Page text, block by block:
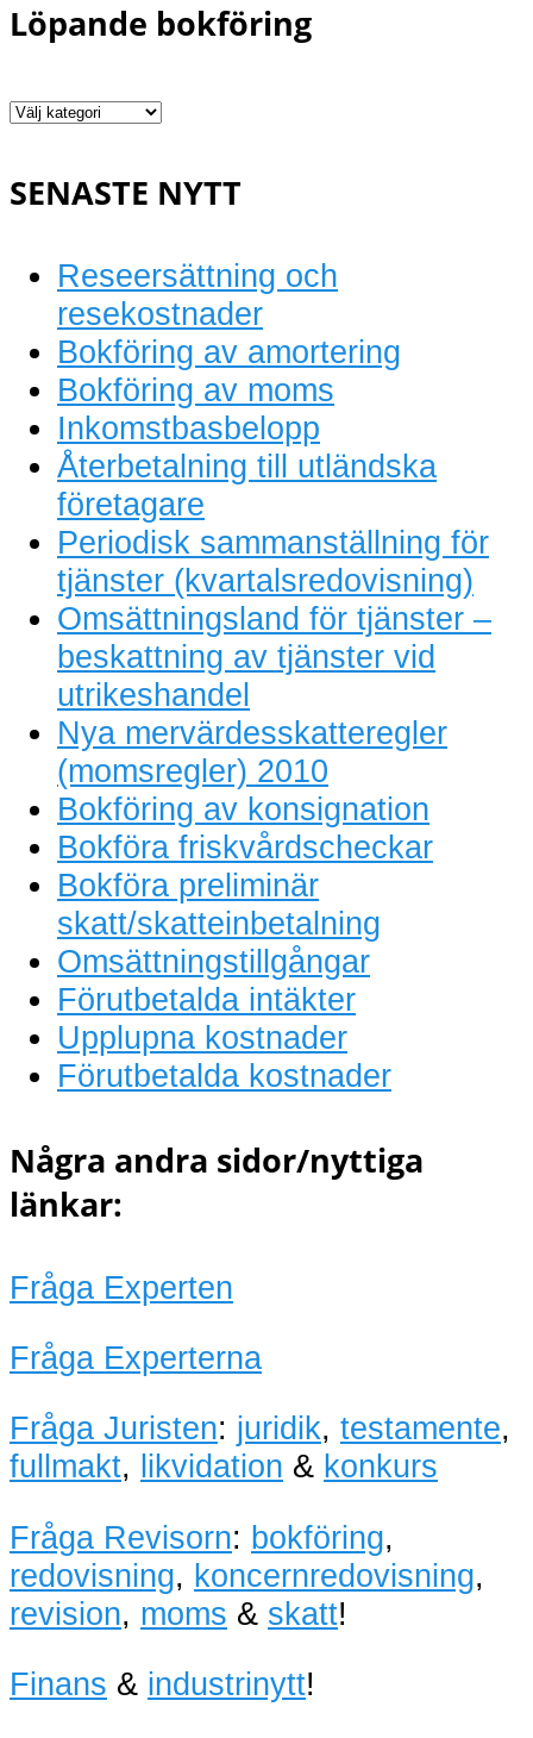
Löpande bokföring
Löpande
SENASTE NYTT
Reseersättning och
resekostnader
Bokföring av amortering
Bokföring av moms
Inkomstbasbelopp
Återbetalning till utländska
företagare
Periodisk sammanställning för
tjänster (kvartalsredovisning)
Omsättningsland för tjänster –
beskattning av tjänster vid
utrikeshandel
Nya mervärdesskatteregler
(momsregler) 2010
Bokföring av konsignation
Bokföra friskvårdscheckar
Bokföra preliminär
skatt/skatteinbetalning
Omsättningstillgångar
Förutbetalda intäkter
Upplupna kostnader
Förutbetalda kostnader
Några andra sidor/nyttiga
länkar:
Fråga Experten
Fråga Experterna
Fråga Juristen: juridik, testamente,
fullmakt, likvidation & konkurs
Fråga Revisorn: bokföring,
redovisning, koncernredovisning,
revision, moms & skatt!
Finans & industrinytt!